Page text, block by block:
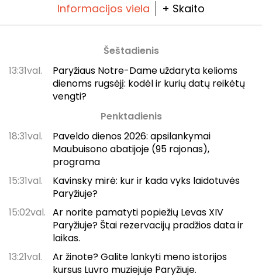
Informacijos viela + Skaito
Šeštadienis
13:31val.
Paryžiaus Notre-Dame uždaryta kelioms
dienoms rugsėjį: kodėl ir kurių datų reikėtų
vengti?
Penktadienis
18:31val.
Paveldo dienos 2026: apsilankymai
Maubuisono abatijoje (95 rajonas),
programa
15:31val.
Kavinsky mirė: kur ir kada vyks laidotuvės
Paryžiuje?
15:02val. Ar norite pamatyti popiežių Levas XIV
Paryžiuje? Štai rezervacijų pradžios data ir
laikas.
13:21val.
Ar žinote? Galite lankyti meno istorijos
kursus Luvro muziejuje Paryžiuje.